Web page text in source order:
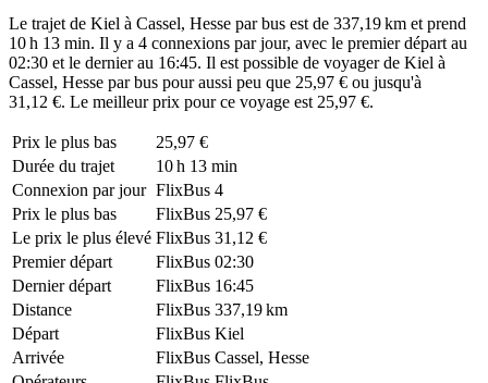
Le trajet de Kiel à Cassel, Hesse par bus est de 337,19 km et prend
10 h 13 min. Il y a 4 connexions par jour, avec le premier départ au
02:30 et le dernier au 16:45. Il est possible de voyager de Kiel à
Cassel, Hesse par bus pour aussi peu que 25,97 € ou jusqu'à
31,12 €. Le meilleur prix pour ce voyage est 25,97 €.
Prix ​​le plus bas
25,97 €
Durée du trajet
10 h 13 min
Connexion par jour FlixBus 4
Prix ​​le plus bas
FlixBus 25,97 €
Le prix le plus élevé FlixBus 31,12 €
Premier départ
FlixBus 02:30
Dernier départ
FlixBus 16:45
Distance
FlixBus 337,19 km
Départ
FlixBus Kiel
Arrivée
FlixBus Cassel, Hesse